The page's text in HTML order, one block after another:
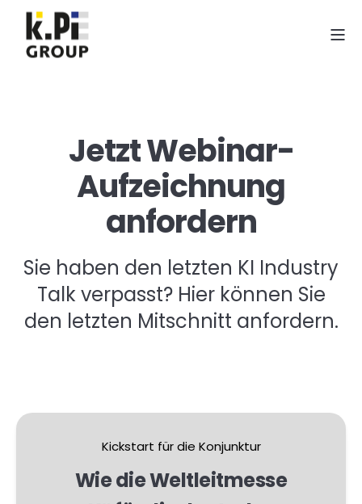
Jetzt Webinar-
Aufzeichnung
anfordern
Sie haben den letzten KI Industry
Talk verpasst? Hier können Sie
den letzten Mitschnitt anfordern.
Kickstart für die Konjunktur
Wie die Weltleitmesse